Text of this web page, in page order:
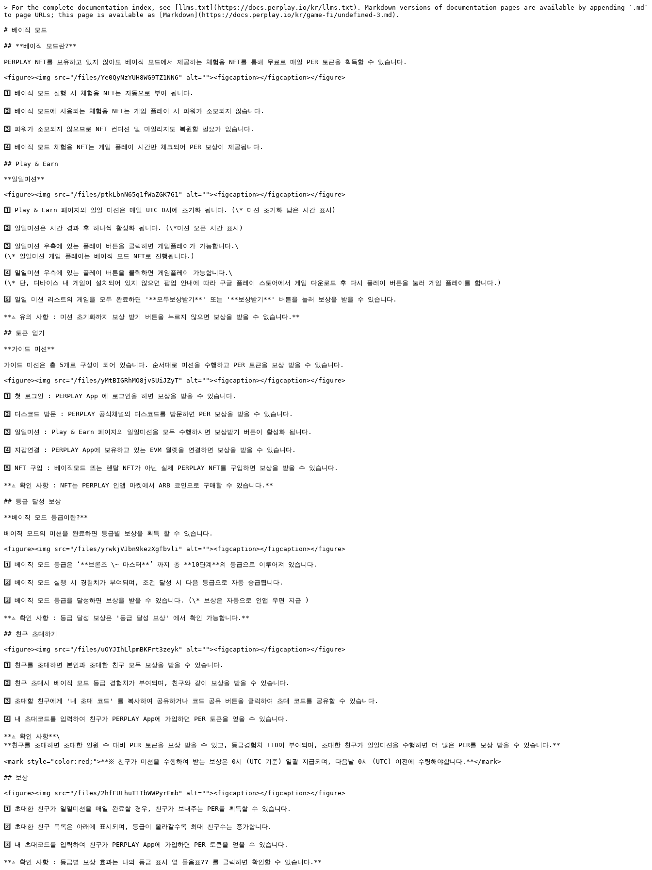
> For the complete documentation index, see [llms.txt](https://docs.perplay.io/kr/llms.txt). Markdown versions of documentation pages are available by appending `.md`
to page URLs; this page is available as [Markdown](https://docs.perplay.io/kr/game-fi/undefined-3.md).
# 베이직 모드
## **베이직 모드란?**
PERPLAY NFT를 보유하고 있지 않아도 베이직 모드에서 제공하는 체험용 NFT를 통해 무료로 매일 PER 토큰을 획득할 수 있습니다.
<figure><img src="/files/Ye0QyNzYUH8WG9TZ1NN6" alt=""><figcaption></figcaption></figure>
1️⃣ 베이직 모드 실행 시 체험용 NFT는 자동으로 부여 됩니다.
2️⃣ 베이직 모드에 사용되는 체험용 NFT는 게임 플레이 시 파워가 소모되지 않습니다.
3️⃣ 파워가 소모되지 않으므로 NFT 컨디션 및 마일리지도 복원할 필요가 없습니다.
4️⃣ 베이직 모드 체험용 NFT는 게임 플레이 시간만 체크되어 PER 보상이 제공됩니다.
## Play & Earn
**일일미션**
<figure><img src="/files/ptkLbnN65q1fWaZGK7G1" alt=""><figcaption></figcaption></figure>
1️⃣ Play & Earn 페이지의 일일 미션은 매일 UTC 0시에 초기화 됩니다. (\* 미션 초기화 남은 시간 표시)
2️⃣ 일일미션은 시간 경과 후 하나씩 활성화 됩니다. (\*미션 오픈 시간 표시)
3️⃣ 일일미션 우측에 있는 플레이 버튼을 클릭하면 게임플레이가 가능합니다.\
(\* 일일미션 게임 플레이는 베이직 모드 NFT로 진행됩니다.)
4️⃣ 일일미션 우측에 있는 플레이 버튼을 클릭하면 게임플레이 가능합니다.\
(\* 단, 디바이스 내 게임이 설치되어 있지 않으면 팝업 안내에 따라 구글 플레이 스토어에서 게임 다운로드 후 다시 플레이 버튼을 눌러 게임 플레이를 합니다.)
5️⃣ 일일 미션 리스트의 게임을 모두 완료하면 '**모두보상받기**' 또는 '**보상받기**' 버튼을 눌러 보상을 받을 수 있습니다.
**⚠️ 유의 사항 : 미션 초기화까지 보상 받기 버튼을 누르지 않으면 보상을 받을 수 없습니다.**
## 토큰 얻기
**가이드 미션**
가이드 미션은 총 5개로 구성이 되어 있습니다. 순서대로 미션을 수행하고 PER 토큰을 보상 받을 수 있습니다.
<figure><img src="/files/yMtBIGRhMO8jvSUiJZyT" alt=""><figcaption></figcaption></figure>
1️⃣ 첫 로그인 : PERPLAY App 에 로그인을 하면 보상을 받을 수 있습니다.
2️⃣ 디스코드 방문 : PERPLAY 공식채널의 디스코드를 방문하면 PER 보상을 받을 수 있습니다.
3️⃣ 일일미션 : Play & Earn 페이지의 일일미션을 모두 수행하시면 보상받기 버튼이 활성화 됩니다.
4️⃣ 지갑연결 : PERPLAY App에 보유하고 있는 EVM 월렛을 연결하면 보상을 받을 수 있습니다.
5️⃣ NFT 구입 : 베이직모드 또는 렌탈 NFT가 아닌 실제 PERPLAY NFT를 구입하면 보상을 받을 수 있습니다.
**⚠️ 확인 사항 : NFT는 PERPLAY 인앱 마켓에서 ARB 코인으로 구매할 수 있습니다.**
## 등급 달성 보상
**베이직 모드 등급이란?**
베이직 모드의 미션을 완료하면 등급별 보상을 획득 할 수 있습니다.
<figure><img src="/files/yrwkjVJbn9kezXgfbvli" alt=""><figcaption></figcaption></figure>
1️⃣ 베이직 모드 등급은 ‘**브론즈 \~ 마스터**’ 까지 총 **10단계**의 등급으로 이루어져 있습니다.
2️⃣ 베이직 모드 실행 시 경험치가 부여되며, 조건 달성 시 다음 등급으로 자동 승급됩니다.
3️⃣ 베이직 모드 등급을 달성하면 보상을 받을 수 있습니다. (\* 보상은 자동으로 인앱 우편 지급 )
**⚠️ 확인 사항 : 등급 달성 보상은 '등급 달성 보상' 에서 확인 가능합니다.**
## 친구 초대하기
<figure><img src="/files/uOYJIhLlpmBKFrt3zeyk" alt=""><figcaption></figcaption></figure>
1️⃣ 친구를 초대하면 본인과 초대한 친구 모두 보상을 받을 수 있습니다.
2️⃣ 친구 초대시 베이직 모드 등급 경험치가 부여되며, 친구와 같이 보상을 받을 수 있습니다.
3️⃣ 초대할 친구에게 '내 초대 코드' 를 복사하여 공유하거나 코드 공유 버튼을 클릭하여 초대 코드를 공유할 수 있습니다.
4️⃣ 내 초대코드를 입력하여 친구가 PERPLAY App에 가입하면 PER 토큰을 얻을 수 있습니다.
**⚠️ 확인 사항**\
**친구를 초대하면 초대한 인원 수 대비 PER 토큰을 보상 받을 수 있고, 등급경험치 +10이 부여되며, 초대한 친구가 일일미션을 수행하면 더 많은 PER를 보상 받을 수 있습니다.**
<mark style="color:red;">**※ 친구가 미션을 수행하여 받는 보상은 0시 (UTC 기준) 일괄 지급되며, 다음날 0시 (UTC) 이전에 수령해야합니다.**</mark>
## 보상
<figure><img src="/files/2hfEULhuT1TbWWPyrEmb" alt=""><figcaption></figcaption></figure>
1️⃣ 초대한 친구가 일일미션을 매일 완료할 경우, 친구가 보내주는 PER를 획득할 수 있습니다.
2️⃣ 초대한 친구 목록은 아래에 표시되며, 등급이 올라갈수록 최대 친구수는 증가합니다.
3️⃣ 내 초대코드를 입력하여 친구가 PERPLAY App에 가입하면 PER 토큰을 얻을 수 있습니다.